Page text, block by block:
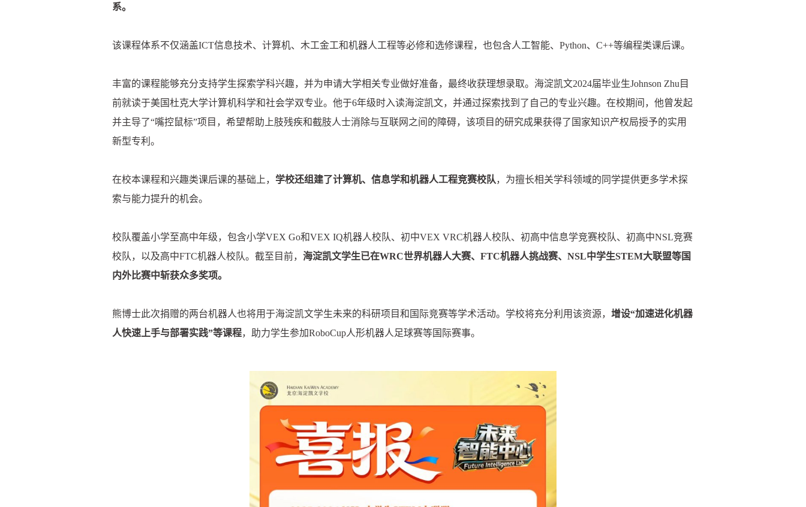
系。
该课程体系不仅涵盖ICT信息技术、计算机、木工金工和机器人工程等必修和选修课程，也包含人工智能、Python、C++等编程类课后课。
丰富的课程能够充分支持学生探索学科兴趣，并为申请大学相关专业做好准备，最终收获理想录取。海淀凯文2024届毕业生Johnson Zhu目
前就读于美国杜克大学计算机科学和社会学双专业。他于6年级时入读海淀凯文，并通过探索找到了自己的专业兴趣。在校期间，他曾发起
并主导了“嘴控鼠标”项目，希望帮助上肢残疾和截肢人士消除与互联网之间的障碍，该项目的研究成果获得了国家知识产权局授予的实用
新型专利。
在校本课程和兴趣类课后课的基础上， 学校还组建了计算机、信息学和机器人工程竞赛校队，为擅长相关学科领域的同学提供更多学术探
索与能力提升的机会。
校队覆盖小学至高中年级，包含小学VEX Go和VEX IQ机器人校队、初中VEX VRC机器人校队、初高中信息学竞赛校队、初高中NSL竞赛
校队，以及高中FTC机器人校队。截至目前， 海淀凯文学生已在WRC世界机器人大赛、FTC机器人挑战赛、NSL中学生STEM大联盟等国
内外比赛中斩获众多奖项。
熊博士此次捐赠的两台机器人也将用于海淀凯文学生未来的科研项目和国际竞赛等学术活动。学校将充分利用该资源， 增设“加速进化机器
人快速上手与部署实践”等课程，助力学生参加RoboCup人形机器人足球赛等国际赛事。